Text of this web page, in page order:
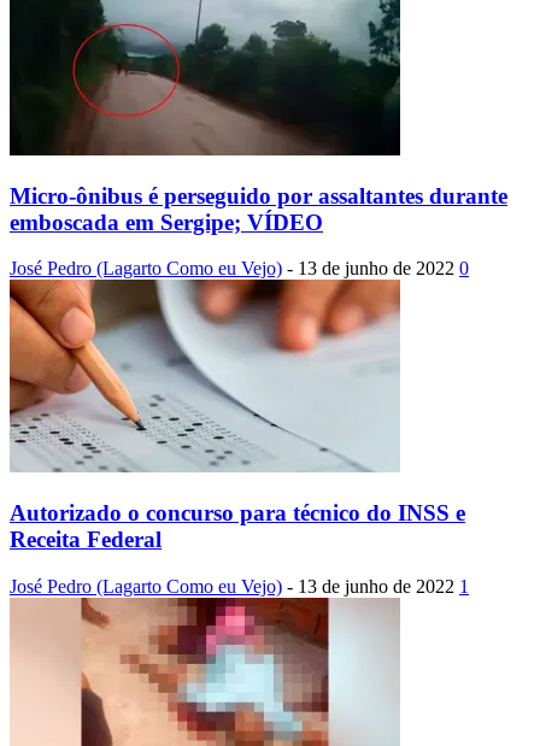
Micro-ônibus é perseguido por assaltantes durante
emboscada em Sergipe; VÍDEO
José Pedro (Lagarto Como eu Vejo) - 13 de junho de 2022 0
Autorizado o concurso para técnico do INSS e
Receita Federal
José Pedro (Lagarto Como eu Vejo) - 13 de junho de 2022 1